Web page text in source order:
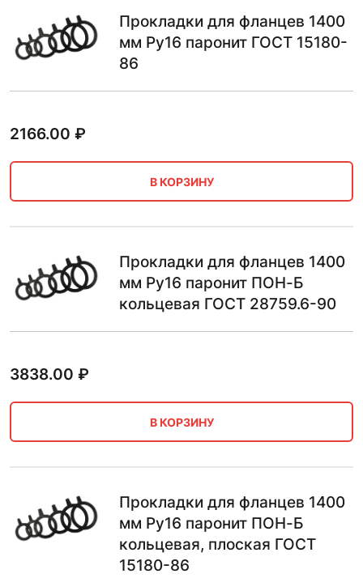
Прокладки для фланцев 1400
мм Ру16 паронит ГОСТ 15180-
86
2166.00 ₽
В КОРЗИНУ
Прокладки для фланцев 1400
мм Ру16 паронит ПОН-Б
кольцевая ГОСТ 28759.6-90
3838.00 ₽
В КОРЗИНУ
Прокладки для фланцев 1400
мм Ру16 паронит ПОН-Б
кольцевая, плоская ГОСТ
15180-86